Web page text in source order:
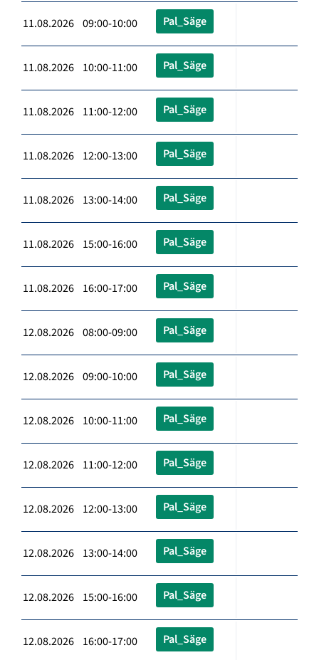
11.08.2026 09:00-10:00 Pal_Säge
11.08.2026 10:00-11:00 Pal_Säge
11.08.2026 11:00-12:00 Pal_Säge
11.08.2026 12:00-13:00 Pal_Säge
11.08.2026 13:00-14:00 Pal_Säge
11.08.2026 15:00-16:00 Pal_Säge
11.08.2026 16:00-17:00 Pal_Säge
12.08.2026 08:00-09:00 Pal_Säge
12.08.2026 09:00-10:00 Pal_Säge
12.08.2026 10:00-11:00 Pal_Säge
12.08.2026 11:00-12:00 Pal_Säge
12.08.2026 12:00-13:00 Pal_Säge
12.08.2026 13:00-14:00 Pal_Säge
12.08.2026 15:00-16:00 Pal_Säge
12.08.2026 16:00-17:00 Pal_Säge